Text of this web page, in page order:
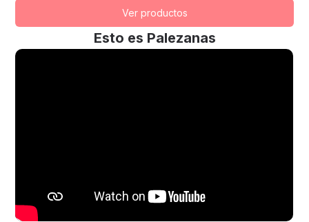
Ver productos
Esto es Palezanas